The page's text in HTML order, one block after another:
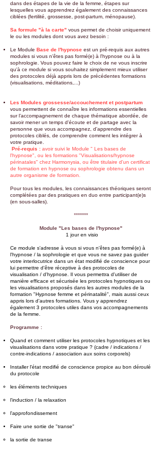
dans des étapes de la vie de la femme, étapes sur
lesquelles vous apprendrez également des connaissances
ciblées (fertilité, grossesse, post-partum, ménopause).
Sa formule "à la carte" vous permet de choisir uniquement
le ou les modules dont vous avez besoin :
Le Module Base de l'hypnose est un pré-requis aux autres
modules si vous n'êtes pas formé(e) à l'hypnose ou à la
sophrologie. Vous pouvez faire le choix de ne vous inscrire
qu'à ce module si vous souhaitez simplement mieux utiliser
des protocoles déjà appris lors de précédentes formations
(visualisations, méditations,...)
Les Modules grossesse/accouchement et postpartum
vous permettent de connaître les informations essentielles
sur l’accompagnement de chaque thématique abordée, de
savoir mener un temps d'écoute et de partage avec la
personne que vous accompagnez, d'apprendre des
protocoles ciblés, de comprendre comment les intégrer à
votre pratique.
Pré-requis : avoir suivi le Module " Les bases de
l'hypnose", ou les formations "Visualisations/hypnose
périnatales" chez Harmonysia, ou être titulaire d'un certificat
de formation en hypnose ou sophrologie obtenu dans un
autre organisme de formation.
Pour tous les modules, les connaissances théoriques seront
complétées par des pratiques en duo entre participant(e)s
(en sous-salles).
*******
Module "Les bases de l'hypnose"
1 jour en visio
Ce module s'adresse à vous si vous n'êtes pas formé(e) à
l'hypnose / la sophrologie et que vous ne savez pas guider
votre interlocutrice dans un état modifié de conscience pour
lui permettre d'être réceptive à des protocoles de
visualisation / d'hypnose. Il vous permettra d'utiliser de
manière efficace et sécurisée les protocoles hypnotiques ou
les visualisations proposés dans les autres modules de la
formation "Hypnose femme et périnatalité", mais aussi ceux
appris lors d'autres formations. Vous y apprendrez
également 3 protocoles utiles dans vos accompagnements
de la femme.
Programme :
Quand et comment utiliser les protocoles hypnotiques et les
visualisations dans votre pratique ? (cadre / indications /
contre-indications / association aux soins corporels)
Installer l'état modifié de conscience propice au bon déroulé
du protocole
les éléments techniques
l'induction / la relaxation
l'approfondissement
Faire une sortie de "transe"
la sortie de transe